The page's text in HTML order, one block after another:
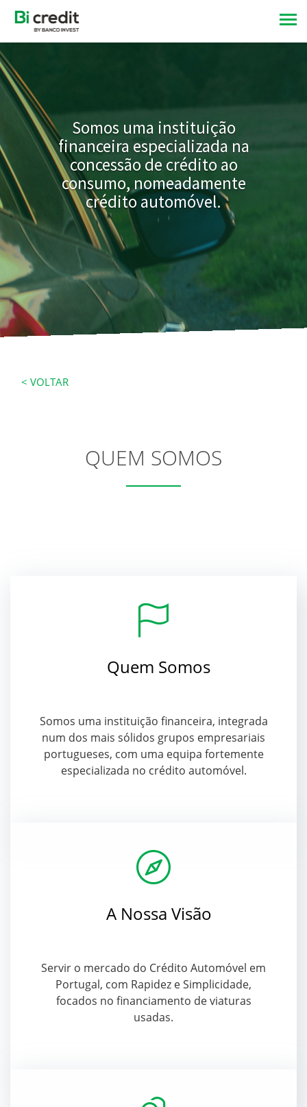
Somos uma instituição
financeira especializada na
concessão de crédito ao
consumo, nomeadamente
crédito automóvel.
< VOLTAR
QUEM SOMOS
Quem Somos
Somos uma instituição financeira, integrada
num dos mais sólidos grupos empresariais
portugueses, com uma equipa fortemente
especializada no crédito automóvel.
A Nossa Visão
Servir o mercado do Crédito Automóvel em
Portugal, com Rapidez e Simplicidade,
focados no financiamento de viaturas
usadas.